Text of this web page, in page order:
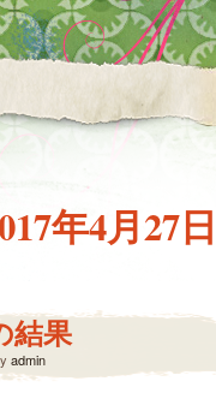
年4月27日
結果
admin